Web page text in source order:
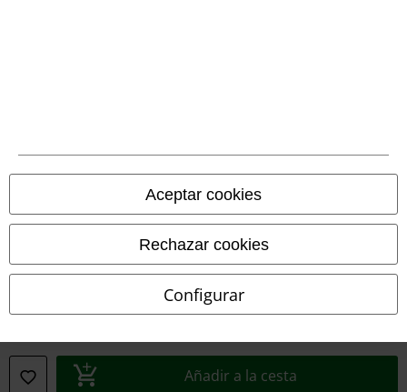
Aceptar cookies
Rechazar cookies
Configurar
Añadir a la cesta
Términos y Condiciones
Aviso Legal
Ley protección de datos
Eliminación de residuos y protección del medioambiente